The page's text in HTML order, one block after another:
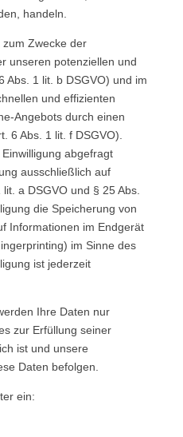
handeln.
Zwecke der
unseren potenziellen und
Abs. 1 lit. b DSGVO) und im
und effizienten
Angebots durch einen
6 Abs. 1 lit. f DSGVO).
abgefragt
ausschließlich auf
a DSGVO und § 25 Abs.
die Speicherung von
Informationen im Endgerät
im Sinne des
ist jederzeit
Ihre Daten nur
zur Erfüllung seiner
ist und unsere
Daten befolgen.
ein: